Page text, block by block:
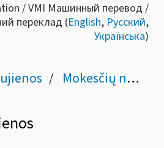
/ VMI Машинный перевод /
переклад (English, Русский,
Українська)
Mokesčių naujienos